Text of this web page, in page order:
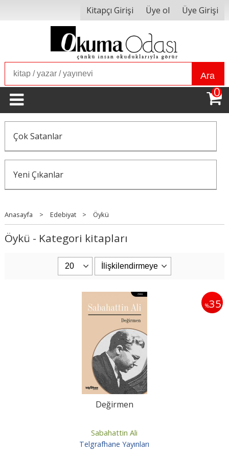
Kitapçı Girişi Üye ol Üye Girişi
Ara
0
Çok Satanlar
Yeni Çıkanlar
Anasayfa > Edebiyat > Öykü
Öykü - Kategori kitapları
%35
Değirmen
Sabahattin Ali
Telgrafhane Yayınları